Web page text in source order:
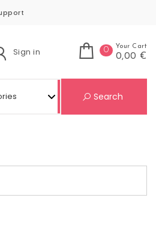
Sign in 0 Your Cart
0,00 €
Search